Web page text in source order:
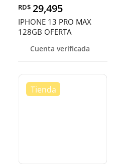
RD$ 29,495
IPHONE 13 PRO MAX
128GB OFERTA
Cuenta verificada